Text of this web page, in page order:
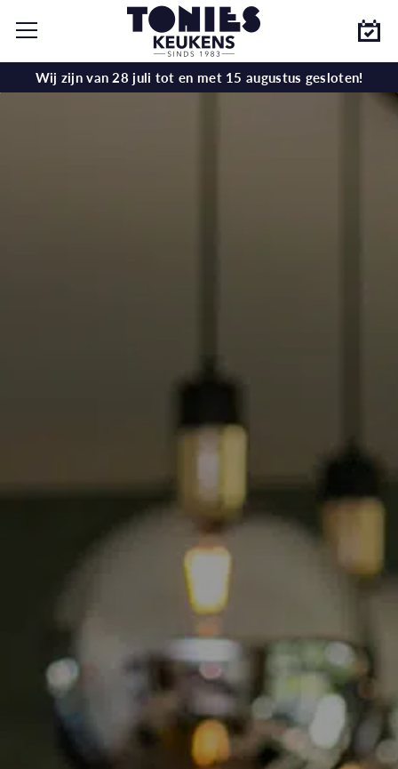
Wij zijn van 28 juli tot en met 15 augustus gesloten!